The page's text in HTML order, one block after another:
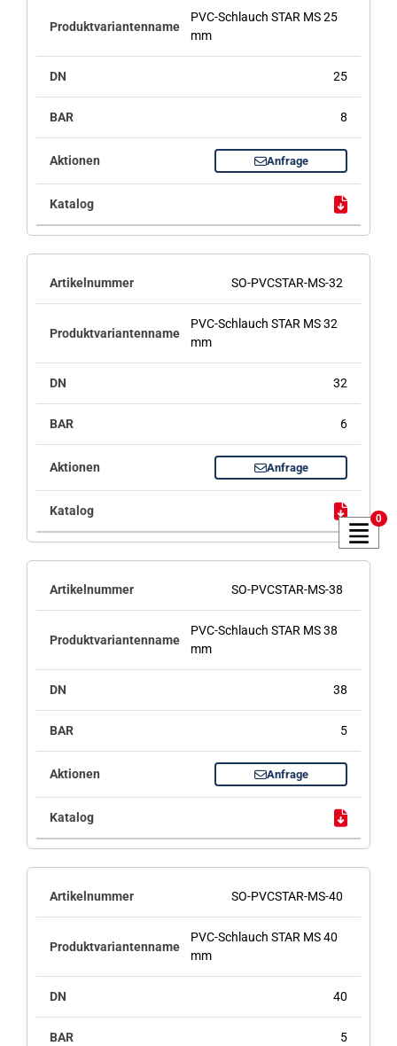
PVC-Schlauch STAR MS 25
mm
25
8
Anfrage
SO-PVCSTAR-MS-32
PVC-Schlauch STAR MS 32
mm
32
6
Anfrage
SO-PVCSTAR-MS-38
PVC-Schlauch STAR MS 38
mm
38
5
Anfrage
SO-PVCSTAR-MS-40
PVC-Schlauch STAR MS 40
mm
40
5
0